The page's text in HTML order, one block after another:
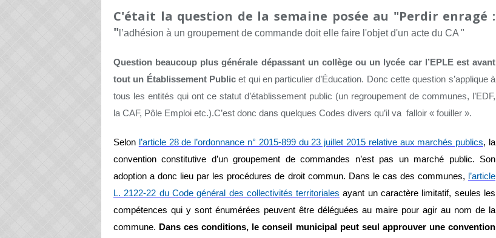
C'était la question de la semaine posée au "Perdir enragé :
" l’adhésion à un groupement de commande doit elle faire l'objet d'un acte du CA "
Question beaucoup plus générale dépassant un collège ou un lycée car l’EPLE est avant
tout un Établissement Publicet qui en particulier d’Éducation. Donc cette question s’applique à
tous les entités qui ont ce statut d’établissement public (un regroupement de communes, l’EDF,
la CAF, Pôle Emploi etc.).C’est donc dans quelques Codes divers qu’il va falloir « fouiller ».
Selon l’article 28 de l’ordonnance n° 2015-899 du 23 juillet 2015 relative aux marchés publics, la
convention constitutive d’un groupement de commandes n’est pas un marché public. Son
adoption a donc lieu par les procédures de droit commun. Dans le cas des communes, l’article
L. 2122-22 du Code général des collectivités territoriales ayant un caractère limitatif, seules les
compétences qui y sont énumérées peuvent être déléguées au maire pour agir au nom de la
commune. Dans ces conditions, le conseil municipal peut seul approuver une convention